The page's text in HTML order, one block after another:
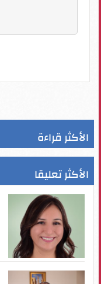
الأكثر قراءة
الأكثر تعليقا